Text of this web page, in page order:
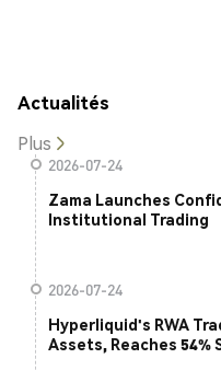
Actualités
Plus
2026-07-24
Zama Launches
Institutional Trading
2026-07-24
Hyperliquid's RWA
Assets, Reaches 54%